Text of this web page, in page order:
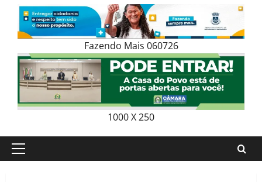
Fazendo Mais 060726
1000 X 250
Primary